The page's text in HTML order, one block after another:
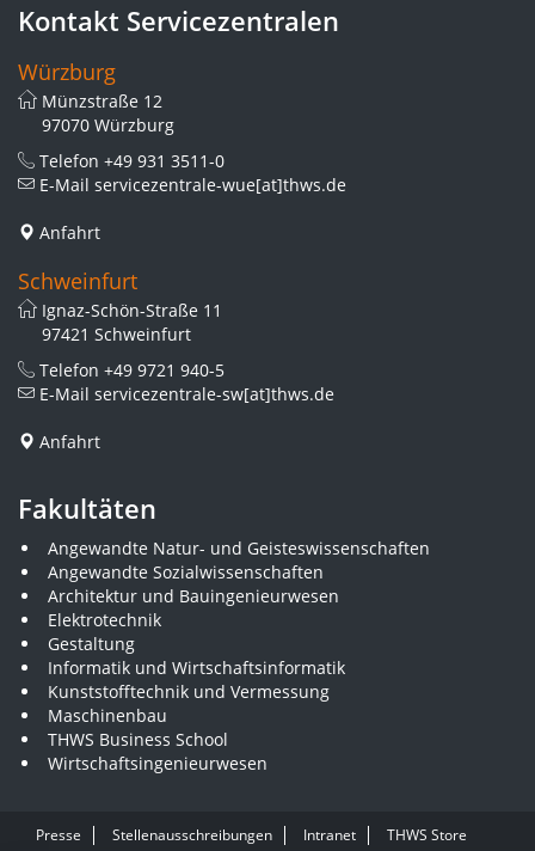
Kontakt Servicezentralen
Würzburg
Münzstraße 12
97070 Würzburg
Telefon +49 931 3511-0
E-Mail servicezentrale-wue[at]thws.de
Anfahrt
Schweinfurt
Ignaz-Schön-Straße 11
97421 Schweinfurt
Telefon +49 9721 940-5
E-Mail servicezentrale-sw[at]thws.de
Anfahrt
Fakultäten
Angewandte Natur- und Geisteswissenschaften
Angewandte Sozialwissenschaften
Architektur und Bauingenieurwesen
Elektrotechnik
Gestaltung
Informatik und Wirtschaftsinformatik
Kunststofftechnik und Vermessung
Maschinenbau
THWS Business School
Wirtschaftsingenieurwesen
Presse Stellenausschreibungen Intranet THWS Store